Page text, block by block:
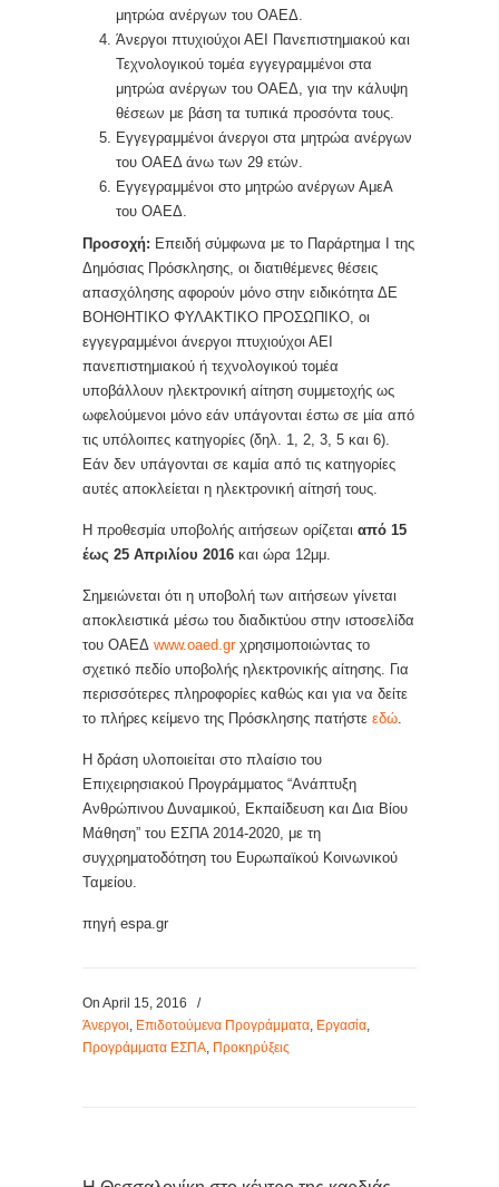
μητρώα ανέργων του ΟΑΕΔ.
Άνεργοι πτυχιούχοι ΑΕΙ Πανεπιστημιακού και
Τεχνολογικού τομέα εγγεγραμμένοι στα
μητρώα ανέργων του ΟΑΕΔ, για την κάλυψη
θέσεων με βάση τα τυπικά προσόντα τους.
Εγγεγραμμένοι άνεργοι στα μητρώα ανέργων
του ΟΑΕΔ άνω των 29 ετών.
Εγγεγραμμένοι στο μητρώο ανέργων ΑμεΑ
του ΟΑΕΔ.
Προσοχή: Επειδή σύμφωνα με το Παράρτημα I της
Δημόσιας Πρόσκλησης, οι διατιθέμενες θέσεις
απασχόλησης αφορούν μόνο στην ειδικότητα ΔΕ
ΒΟΗΘΗΤΙΚΟ ΦΥΛΑΚΤΙΚΟ ΠΡΟΣΩΠΙΚΟ, οι
εγγεγραμμένοι άνεργοι πτυχιούχοι ΑΕΙ
πανεπιστημιακού ή τεχνολογικού τοµέα
υποβάλλουν ηλεκτρονική αίτηση συμμετοχής ως
ωφελούμενοι µόνο εάν υπάγονται έστω σε µία από
τις υπόλοιπες κατηγορίες (δηλ. 1, 2, 3, 5 και 6).
Εάν δεν υπάγονται σε καµία από τις κατηγορίες
αυτές αποκλείεται η ηλεκτρονική αίτησή τους.
Η προθεσμία υποβολής αιτήσεων ορίζεται από 15
έως 25 Απριλίου 2016 και ώρα 12μμ.
Σημειώνεται ότι η υποβολή των αιτήσεων γίνεται
αποκλειστικά μέσω του διαδικτύου στην ιστοσελίδα
του ΟΑΕΔ www.oaed.grχρησιμοποιώντας το
σχετικό πεδίο υποβολής ηλεκτρονικής αίτησης. Για
περισσότερες πληροφορίες καθώς και για να δείτε
το πλήρες κείμενο της Πρόσκλησης πατήστε εδώ.
Η δράση υλοποιείται στο πλαίσιο του
Επιχειρησιακού Προγράμματος “Ανάπτυξη
Ανθρώπινου Δυναμικού, Εκπαίδευση και Δια Βίου
Μάθηση” του ΕΣΠΑ 2014-2020, με τη
συγχρηματοδότηση του Ευρωπαϊκού Κοινωνικού
Ταμείου.
πηγή espa.gr
On April 15, 2016
/
Άνεργοι, Επιδοτούμενα Προγράμματα, Εργασία,
Προγράμματα ΕΣΠΑ, Προκηρύξεις